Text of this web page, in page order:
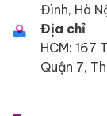
Đình, Hà
Địa chỉ
HCM: 167
Quận 7,